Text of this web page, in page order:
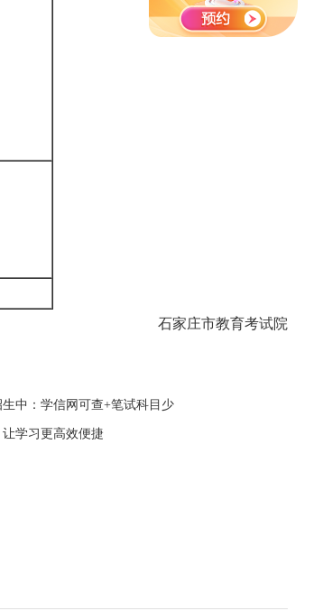
石家庄市教育考试院
中：学信网可查+笔试科目少
让学习更高效便捷